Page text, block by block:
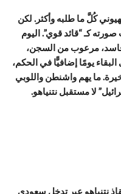
كُلَّ ما طلبه وأكثر. لكن
كـ “قائد قوي”. اليوم
مرعوب من السجن،
يومًا إضافيًّا في الحكم،
ما يهم واشنطن واللوبي
لا مستقبل نتنياهو.
نتنياهو عبر تدخل سعودي